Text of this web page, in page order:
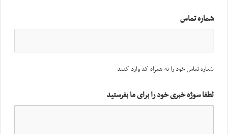
شماره تماس
شماره تماس خود را به همراه کد وارد کنید
لطفا سوژه خبری خود را برای ما بفرستید